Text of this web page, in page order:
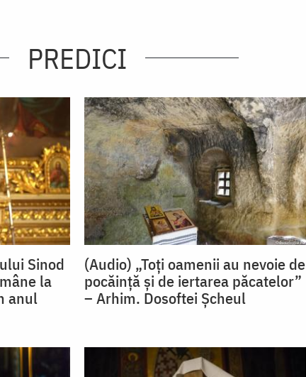
PREDICI
Sinod
la
anul
(Audio) „Toți oamenii au nevoie de
pocăință și de iertarea păcatelor”
– Arhim. Dosoftei Șcheul